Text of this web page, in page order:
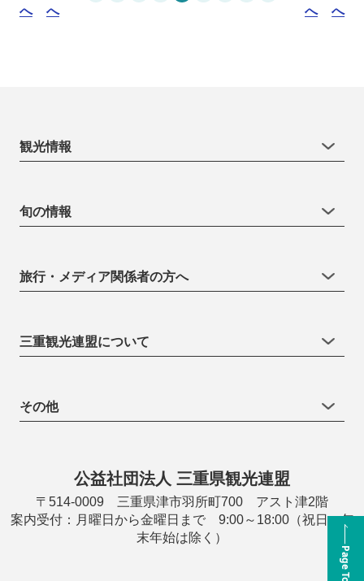
へ
へ
へ
へ
Page Top
観光情報
旬の情報
旅行・メディア関係者の方へ
三重観光連盟について
その他
公益社団法人 三重県観光連盟
〒514-0009 三重県津市羽所町700 アスト津2階
案内受付：月曜日から金曜日まで 9:00～18:00（祝日・年
末年始は除く）